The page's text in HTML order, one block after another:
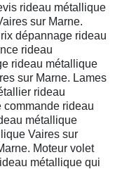
rideau métallique
sur Marne.
dépannage rideau
rideau
rideau métallique
sur Marne. Lames
rideau
commande rideau
métallique
Vaires sur
Moteur volet
métallique qui